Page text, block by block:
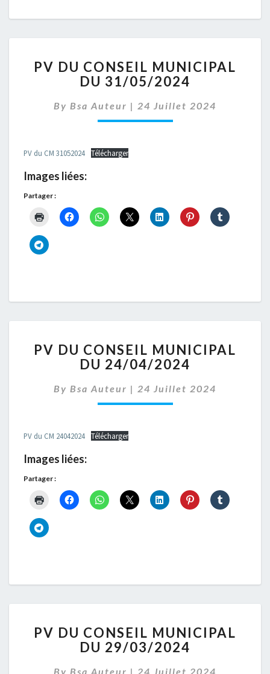
DU
CONSEIL
DU
31/05/2024
PV DU CONSEIL MUNICIPAL
DU 31/05/2024
By Bsa Auteur | 24 Juillet 2024
PV du CM 31052024 Télécharger
Images liées:
Partager :
DU
CONSEIL
DU
24/04/2024
PV DU CONSEIL MUNICIPAL
DU 24/04/2024
By Bsa Auteur | 24 Juillet 2024
PV du CM 24042024 Télécharger
Images liées:
Partager :
DU
CONSEIL
PV DU CONSEIL MUNICIPAL
DU 29/03/2024
By Bsa Auteur | 24 Juillet 2024